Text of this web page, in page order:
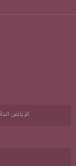
الرياض